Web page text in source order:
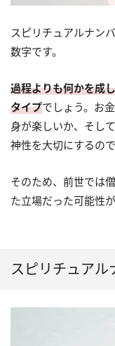
スピリチュアルナン
数字です。
過程よりも何かを成
タイプでしょう。お
身が楽しいか、そし
神性を大切にするので
そのため、前世では
た立場だった可能性が
スピリチュアル